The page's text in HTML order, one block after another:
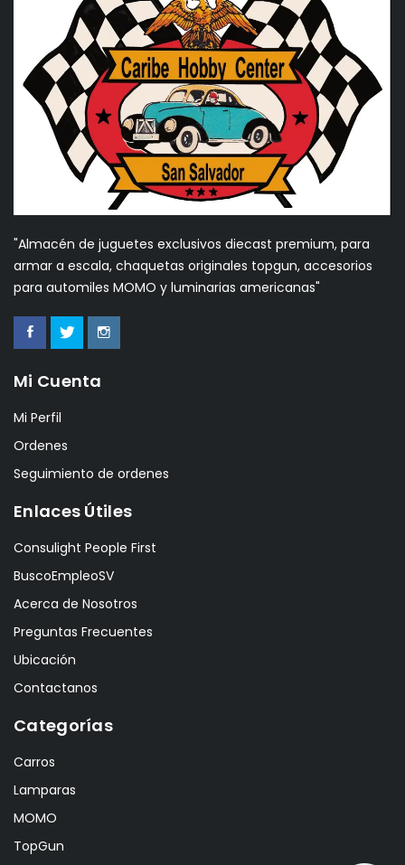
"Almacén de juguetes exclusivos diecast premium, para
armar a escala, chaquetas originales topgun, accesorios
para automiles MOMO y luminarias americanas"
Mi Cuenta
Mi Perfil
Ordenes
Seguimiento de ordenes
Enlaces Útiles
Consulight People First
BuscoEmpleoSV
Acerca de Nosotros
Preguntas Frecuentes
Ubicación
Contactanos
Categorías
Carros
Lamparas
MOMO
TopGun